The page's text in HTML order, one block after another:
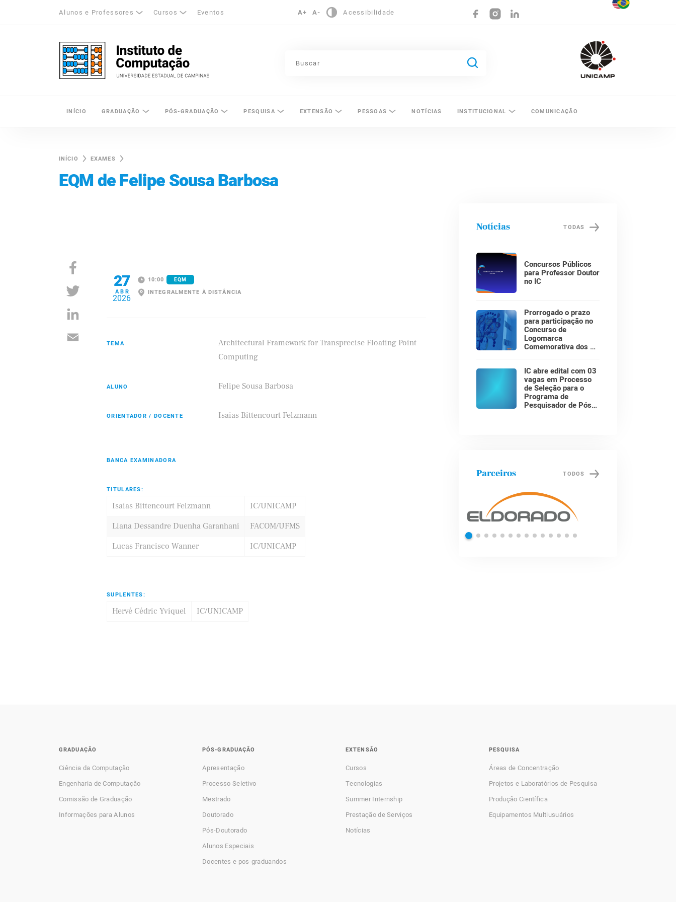
Alunos e Professores Cursos Eventos A+ A- Acessibilidade
Unicamp - Universidade Estadual de Campinas
INÍCIO GRADUAÇÃO PÓS-GRADUAÇÃO PESQUISA EXTENSÃO PESSOAS NOTÍCIAS INSTITUCIONAL COMUNICAÇÃO
INÍCIO EXAMES
EQM de Felipe Sousa Barbosa
27
ABR
2026
10:00 EQM
INTEGRALMENTE À DISTÂNCIA
TEMA
Architectural Framework for Transprecise Floating Point
Computing
ALUNO Felipe Sousa Barbosa
ORIENTADOR / DOCENTE Isaias Bittencourt Felzmann
BANCA EXAMINADORA
TITULARES:
Isaias Bittencourt Felzmann
IC/UNICAMP
Liana Dessandre Duenha Garanhani
FACOM/UFMS
Lucas Francisco Wanner
IC/UNICAMP
SUPLENTES:
Hervé Cédric Yviquel IC/UNICAMP
Notícias TODAS
Concursos Públicos
para Professor Doutor
no IC
Prorrogado o prazo
para participação no
Concurso de
Logomarca
Comemorativa dos 30
IC abre edital com 03
vagas em Processo
de Seleção para o
Programa de
Pesquisador de Pós-
Parceiros TODOS
Shell
GRADUAÇÃO
Ciência da Computação
Engenharia de Computação
Comissão de Graduação
Informações para Alunos
PÓS-GRADUAÇÃO
Apresentação
Processo Seletivo
Mestrado
Doutorado
Pós-Doutorado
Alunos Especiais
Docentes e pos-graduandos
EXTENSÃO
Cursos
Tecnologias
Summer Internship
Prestação de Serviços
Notícias
PESQUISA
Áreas de Concentração
Projetos e Laboratórios de Pesquisa
Produção Científica
Equipamentos Multiusuários